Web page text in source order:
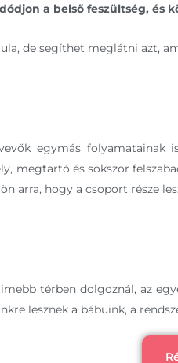
a belső feszültség, és
de segíthet meglátni azt,
egymás folyamatainak
megtartó és sokszor
arra, hogy a csoport része
térben dolgoznál, az
lesznek a bábuink, a